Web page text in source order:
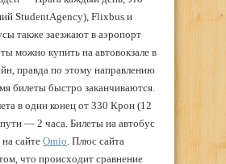
StudentAgency), Flixbus и
также заезжают в аэропорт
можно купить на автовокзале в
правда по этому направлению
билеты быстро заканчиваются.
в один конец от 330 Крон (12
— 2 часа. Билеты на автобус
сайте Omio . Плюс сайта
что происходит сравнение